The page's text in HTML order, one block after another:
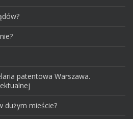
patentowa Warszawa.
dużym mieście?